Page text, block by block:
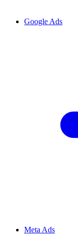
Google Ads
Meta Ads